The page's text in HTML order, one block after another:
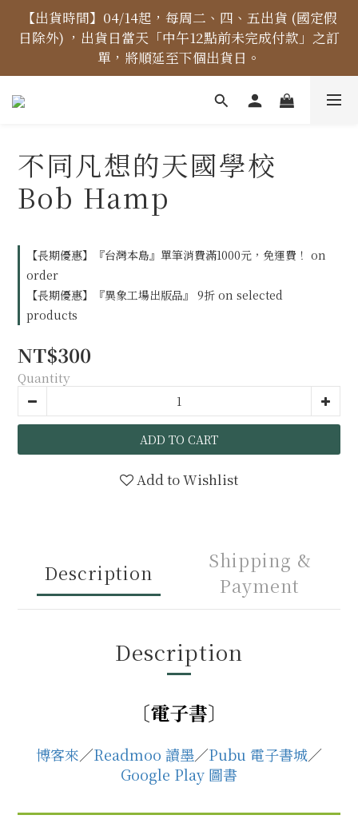
【價格標示更新】異象出版品-價格標示更新為原價，
折扣一律購物車計算。
【出貨時間】04/14起，每周二、四、五出貨 (國定假
日除外) ，出貨日當天「中午12點前未完成付款」之訂
單，將順延至下個出貨日。
【免運金額】台灣地區全站滿1000元免運費！
【價格標示更新】異象出版品-價格標示更新為原價，
折扣一律購物車計算。
不同凡想的天國學校
Bob Hamp
【長期優惠】『台灣本島』單筆消費滿1000元，免運費！ on
order
【長期優惠】『異象工場出版品』 9折 on selected
products
NT$300
Quantity
ADD TO CART
Add to Wishlist
Description
Shipping &
Payment
Description
〔電子書〕
博客來／Readmoo 讀墨／Pubu 電子書城／
Google Play 圖書